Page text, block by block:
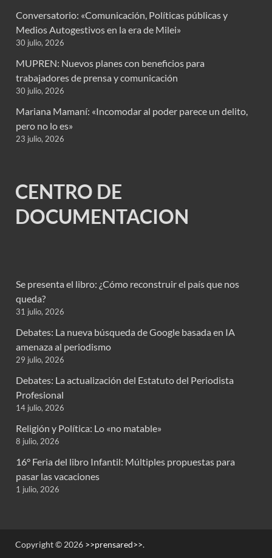
Conversatorio: «Comunicación, Políticas públicas y
Medios Autogestivos en la era de Milei»
30 julio, 2026
MUPREN: Nuevos planes con beneficios para
trabajadores de prensa y comunicación
30 julio, 2026
Mariana Mamaní: «Incomodar al poder parece un delito,
pero no lo es»
23 julio, 2026
CENTRO DE
DOCUMENTACION
Se presenta el libro: ¿Cómo reconstruir el país que nos
queda?
31 julio, 2026
Debates: La nueva búsqueda de Google basada en IA
amenaza al periodismo
29 julio, 2026
Debates: La actualización del Estatuto del Periodista
Profesional
14 julio, 2026
Religión y Política: Lo «no matable»
8 julio, 2026
16° Feria del libro Infantil: Múltiples propuestas para
pasar las vacaciones
1 julio, 2026
Copyright © 2026 >>prensared>>.